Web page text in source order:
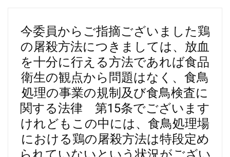
今委員からご指摘ございました鶏
の屠殺方法につきましては、放血
を十分に行える方法であれば食品
衛生の観点から問題はなく、食鳥
処理の事業の規制及び食鳥検査に
関する法律 第15条でございます
けれどもこの中には、食鳥処理場
における鶏の屠殺方法は特段定め